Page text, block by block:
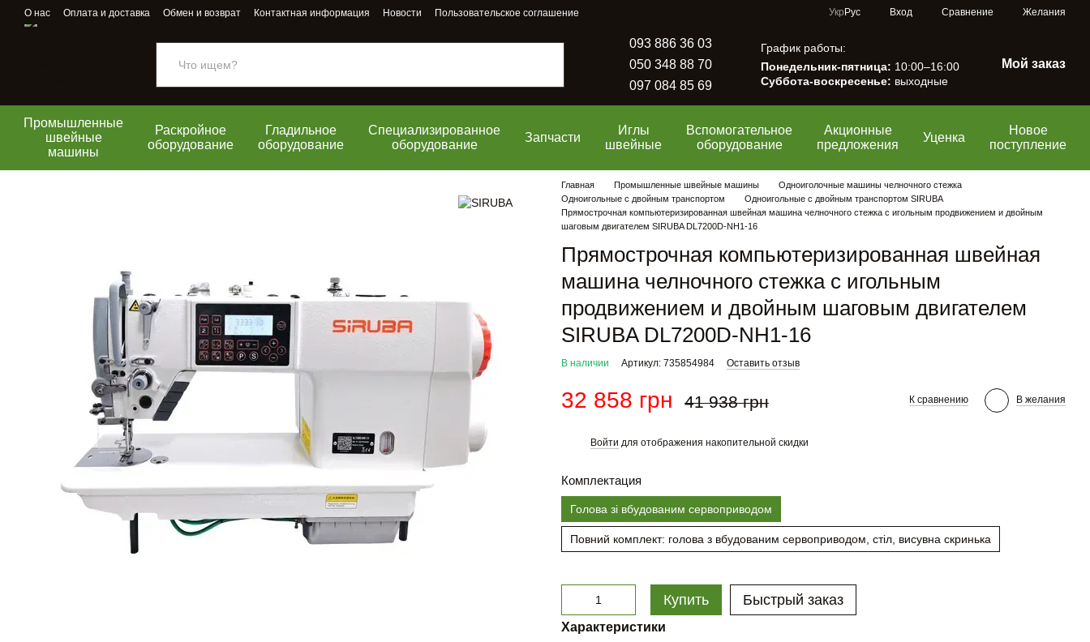
Перейти к основному контенту
О нас Оплата и доставка Обмен и возврат Контактная информация Новости Пользовательское соглашение Укр Рус Вход Сравнение Желания
093 886 36 03
050 348 88 70
097 084 85 69
График работы:
Понедельник-пятница: 10:00–16:00
Суббота-воскресенье: выходные
Мой заказ
Промышленные
швейные
машины
Раскройное
оборудование
Гладильное
оборудование
Специализированное
оборудование
Запчасти
Иглы
швейные
Вспомогательное
оборудование
Акционные
предложения
Уценка
Новое
поступление
Главная Промышленные швейные машины
Одноиголочные машины челночного стежка
Одноигольные с двойным транспортом
Одноигольные с двойным транспортом SIRUBA
Прямострочная компьютеризированная швейная машина челночного стежка с игольным продвижением и двойным
шаговым двигателем SIRUBA DL7200D-NH1-16
Прямострочная компьютеризированная швейная
машина челночного стежка с игольным
продвижением и двойным шаговым двигателем
SIRUBA DL7200D-NH1-16
В наличии Артикул: 735854984 Оставить отзыв
32 858 грн 41 938 грн К сравнению В желания
Войти для отображения накопительной скидки
Комплектация
Голова зі вбудованим сервоприводом
Повний комплект: голова з вбудованим сервоприводом, стіл, висувна скринька
Купить Быстрый заказ
Характеристики